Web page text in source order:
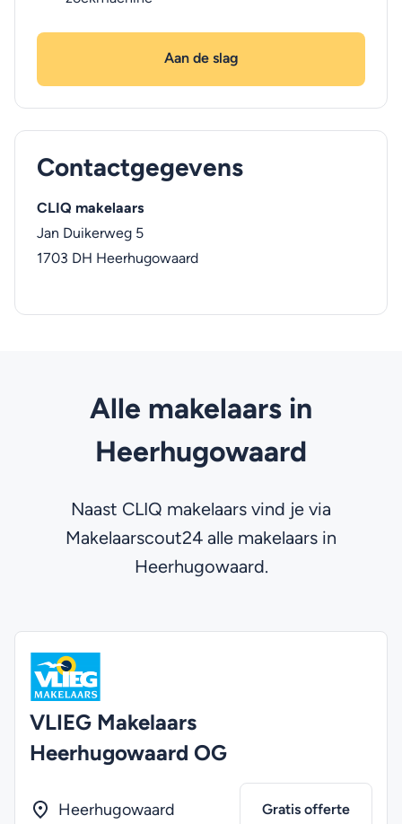
Aan de slag
Contactgegevens
CLIQ makelaars
Jan Duikerweg 5
1703 DH Heerhugowaard
Alle makelaars in
Heerhugowaard
Naast CLIQ makelaars vind je via
Makelaarscout24 alle makelaars in
Heerhugowaard.
VLIEG Makelaars
Heerhugowaard OG
Heerhugowaard Gratis offerte